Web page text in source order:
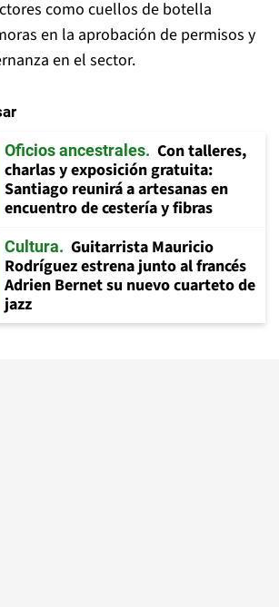
como cuellos de botella
en la aprobación de permisos y
en el sector.
Oficios ancestrales
Con talleres,
charlas y exposición gratuita:
Santiago reunirá a artesanas en
encuentro de cestería y fibras
Cultura
Guitarrista Mauricio
Rodríguez estrena junto al francés
Adrien Bernet su nuevo cuarteto de
jazz